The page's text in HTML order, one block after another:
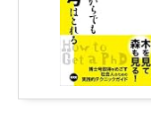
す】
大学院に合格
大学院入試の英
大学院・大学
考のメソッド